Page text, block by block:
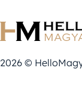
2026 ©